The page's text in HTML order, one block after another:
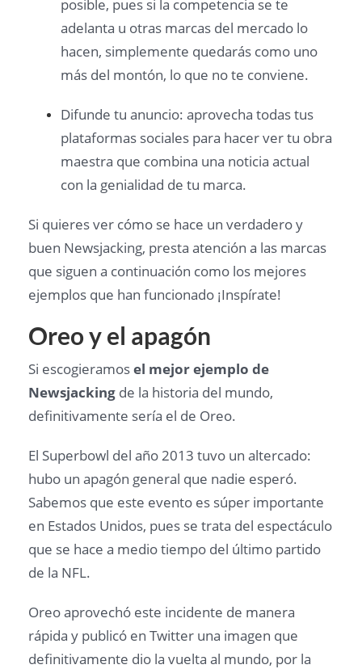
posible, pues si la competencia se te
adelanta u otras marcas del mercado lo
hacen, simplemente quedarás como uno
más del montón, lo que no te conviene.
Difunde tu anuncio: aprovecha todas tus
plataformas sociales para hacer ver tu obra
maestra que combina una noticia actual
con la genialidad de tu marca.
Si quieres ver cómo se hace un verdadero y
buen Newsjacking, presta atención a las marcas
que siguen a continuación como los mejores
ejemplos que han funcionado ¡Inspírate!
Oreo y el apagón
Si escogieramosel mejor ejemplo de
Newsjacking de la historia del mundo,
definitivamente sería el de Oreo.
El Superbowl del año 2013 tuvo un altercado:
hubo un apagón general que nadie esperó.
Sabemos que este evento es súper importante
en Estados Unidos, pues se trata del espectáculo
que se hace a medio tiempo del último partido
de la NFL.
Oreo aprovechó este incidente de manera
rápida y publicó en Twitter una imagen que
definitivamente dio la vuelta al mundo, por la